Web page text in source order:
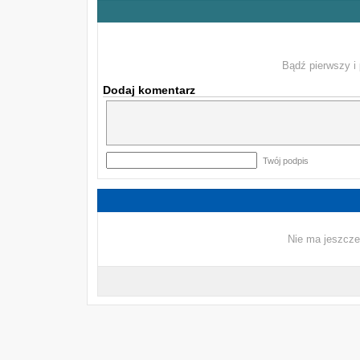
Bądź pierwszy i
Dodaj komentarz
Twój podpis
Nie ma